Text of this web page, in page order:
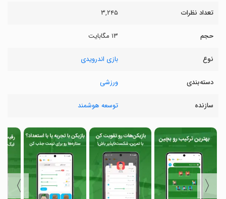
تعداد نظرات ۳,۲۴۵
حجم ۱۳ مگابایت
نوع بازی اندرویدی
دسته‌بندی ورزشی
سازنده توسعه هوشمند
〈
〉